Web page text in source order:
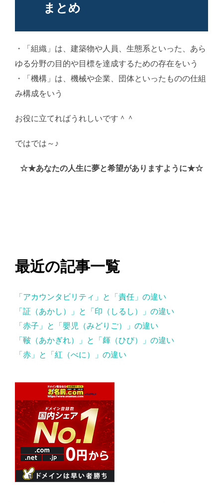
まとめ
・「組織」は、建築物や人員、生態系といった、あら
ゆる分野の目的や目標を達成するための存在をいう
・「機構」は、機械や企業、団体といったものの仕組
み構成をいう
お役に立てればうれしいです＾＾
ではでは～♪
☆★あなたの人生に夢と希望がありますように★☆
最近の記事一覧
「アカウンタビリティ」と「責任」の違い
「証（あかし）」と「印（しるし）」の違い
「赤子」と「嬰児（みどりご）」の違い
「皸（あかぎれ）」と「皹（ひび）」の違い
「赤」と「紅（べに）」の違い